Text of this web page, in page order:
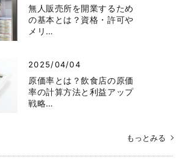
無人販売所を開業するため
の基本とは？資格・許可や
メリ…
2025/04/04
原価率とは？飲食店の原価
率の計算方法と利益アップ
戦略…
もっとみる